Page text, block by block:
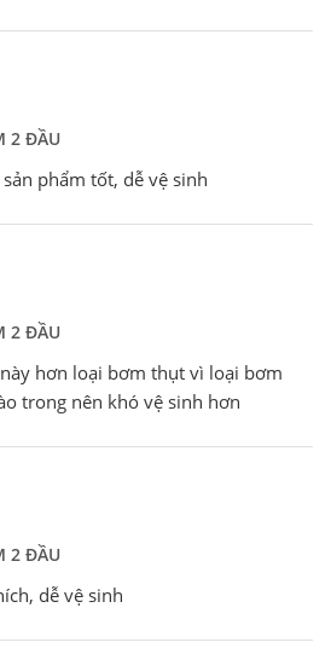
2 ĐẦU
phẩm tốt, dễ vệ sinh
2 ĐẦU
hơn loại bơm thụt vì loại bơm
trong nên khó vệ sinh hơn
2 ĐẦU
dễ vệ sinh